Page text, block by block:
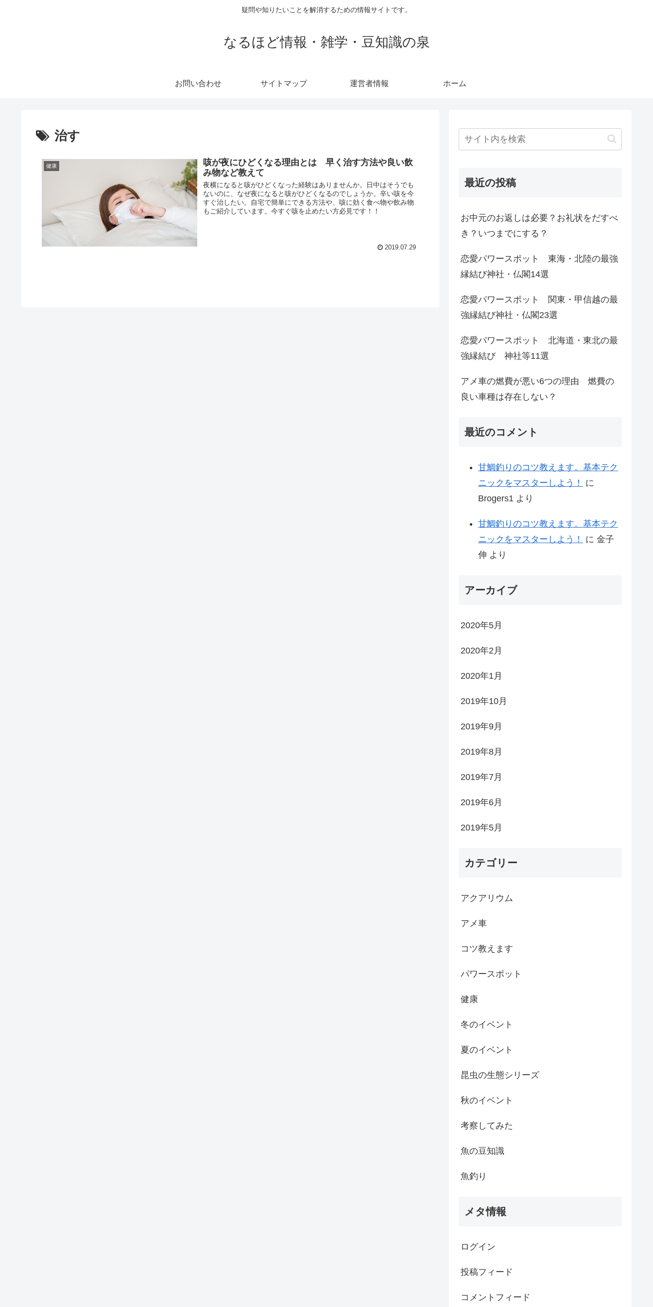
疑問や知りたいことを解消するための情報サイトです。
なるほど情報・雑学・豆知識の泉
お問い合わせ サイトマップ 運営者情報 ホーム
治す
健康
咳が夜にひどくなる理由とは 早く治す方法や良い飲
み物など教えて
夜横になると咳がひどくなった経験はありませんか。日中はそうでも
ないのに、なぜ夜になると咳がひどくなるのでしょうか。辛い咳を今
すぐ治したい。自宅で簡単にできる方法や、咳に効く食べ物や飲み物
もご紹介しています。今すぐ咳を止めたい方必見です！！
2019.07.29
最近の投稿
お中元のお返しは必要？お礼状をだすべ
き？いつまでにする？
恋愛パワースポット 東海・北陸の最強
縁結び神社・仏閣14選
恋愛パワースポット 関東・甲信越の最
強縁結び神社・仏閣23選
恋愛パワースポット 北海道・東北の最
強縁結び 神社等11選
アメ車の燃費が悪い6つの理由 燃費の
良い車種は存在しない？
最近のコメント
甘鯛釣りのコツ教えます。基本テク
ニックをマスターしよう！
に
Brogers1 より
甘鯛釣りのコツ教えます。基本テク
ニックをマスターしよう！
に 金子
伸 より
アーカイブ
2020年5月
2020年2月
2020年1月
2019年10月
2019年9月
2019年8月
2019年7月
2019年6月
2019年5月
カテゴリー
アクアリウム
アメ車
コツ教えます
パワースポット
健康
冬のイベント
夏のイベント
昆虫の生態シリーズ
秋のイベント
考察してみた
魚の豆知識
魚釣り
メタ情報
ログイン
投稿フィード
コメントフィード